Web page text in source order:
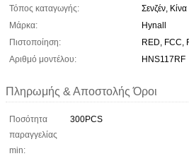
Τόπος καταγωγής:
Σενζέν, Κίνα
Μάρκα:
Hynall
Πιστοποίηση:
RED, FCC,
Αριθμό μοντέλου:
HNS117RF
Πληρωμής & Αποστολής Όροι
Ποσότητα
παραγγελίας
min:
300PCS